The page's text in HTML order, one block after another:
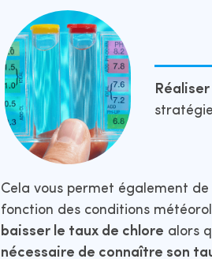
Cela vous permet également
fonction des conditions
baisser le taux de chlore alors
nécessaire de connaître son